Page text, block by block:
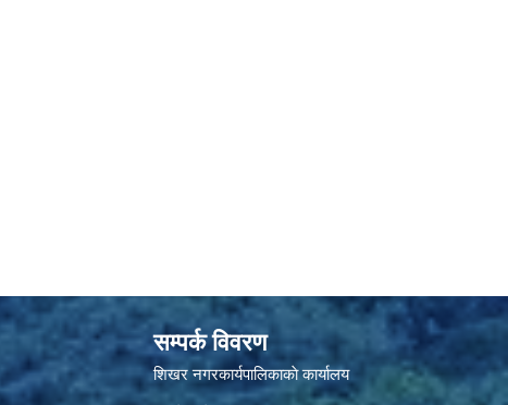
सम्पर्क विवरण
शिखर नगरकार्यपालिकाकाे कार्यालय